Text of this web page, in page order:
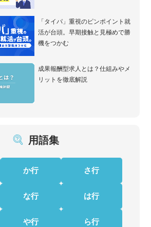
「タイパ」重視のピンポイント就
活が台頭。早期接触と見極めで勝
機をつかむ
成果報酬型求人とは？仕組みやメ
リットを徹底解説
用語集
か行 さ行
な行 は行
や行 ら行